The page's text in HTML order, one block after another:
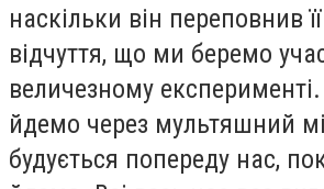
наскільки він переповнив
відчуття, що ми беремо
величезному
йдемо через мультяшний
будується попереду нас,